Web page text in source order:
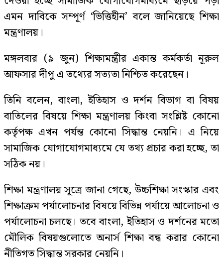
এমন দাবিকে সম্পূর্ণ ‘ভিত্তিহীন’ বলে জানিয়েছে শিক্ষা
মন্ত্রণালয়।
মঙ্গলবার (৯ জুন) শিক্ষামন্ত্রীর একান্ত কর্মকর্তা নূরুল
আফসার দীপু এ তথ্যের সত্যতা নিশ্চিত করেছেন।
তিনি বলেন, বাংলা, ইতিহাস ও দর্শন বিভাগ বা বিষয়
বাতিলের বিষয়ে শিক্ষা মন্ত্রণালয় কিংবা সংশ্লিষ্ট কোনো
কর্তৃপক্ষ এখন পর্যন্ত কোনো সিদ্ধান্ত নেয়নি। এ নিয়ে
সামাজিক যোগাযোগমাধ্যমে যে তথ্য প্রচার করা হচ্ছে, তা
সঠিক নয়।
শিক্ষা মন্ত্রণালয় সূত্রে জানা গেছে, উচ্চশিক্ষা সংস্কার এবং
শিক্ষাক্রম পর্যালোচনার বিষয়ে বিভিন্ন পর্যায়ে আলোচনা ও
পর্যালোচনা চলছে। তবে বাংলা, ইতিহাস ও দর্শনের মতো
মৌলিক বিষয়গুলোতে অনার্স শিক্ষা বন্ধ করার কোনো
নীতিগত সিদ্ধান্ত সরকার নেয়নি।